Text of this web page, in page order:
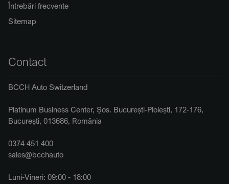
Întrebări frecvente
Sitemap
Contact
BCCH Auto Switzerland
Platinum Business Center, Șos. București-Ploiești, 172-176,
București, 013686, România
0374 451 400
sales@bcchauto
Luni-Vineri: 09:00 - 18:00